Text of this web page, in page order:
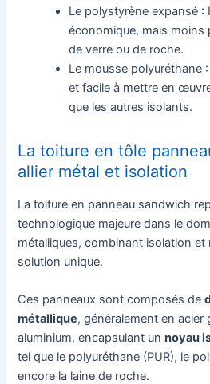
Le polystyrène expansé :
économique, mais moins
de verre ou de roche.
Le mousse polyuréthane
et facile à mettre en
que les autres isolants.
La toiture en tôle
allier métal et isolation
La toiture en panneau sandwich
technologique majeure dans le
métalliques, combinant isolation
solution unique.
Ces panneaux sont composés de
métallique, généralement en acier
aluminium, encapsulant unnoyau
tel que le polyuréthane (PUR), le
encore la laine de roche.